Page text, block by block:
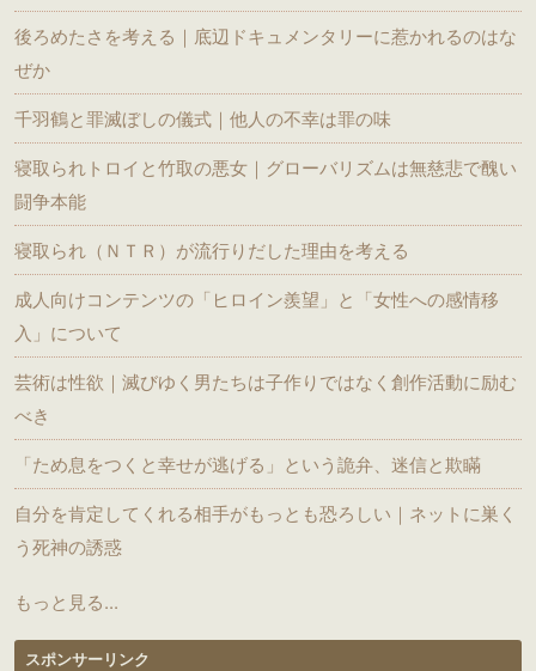
後ろめたさを考える｜底辺ドキュメンタリーに惹かれるのはな
ぜか
千羽鶴と罪滅ぼしの儀式｜他人の不幸は罪の味
寝取られトロイと竹取の悪女｜グローバリズムは無慈悲で醜い
闘争本能
寝取られ（ＮＴＲ）が流行りだした理由を考える
成人向けコンテンツの「ヒロイン羨望」と「女性への感情移
入」について
芸術は性欲｜滅びゆく男たちは子作りではなく創作活動に励む
べき
「ため息をつくと幸せが逃げる」という詭弁、迷信と欺瞞
自分を肯定してくれる相手がもっとも恐ろしい｜ネットに巣く
う死神の誘惑
もっと見る...
スポンサーリンク